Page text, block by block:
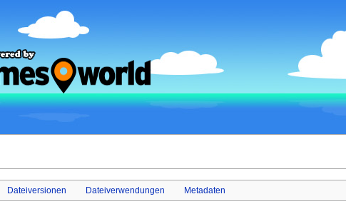
Dateiversionen Dateiverwendungen Metadaten